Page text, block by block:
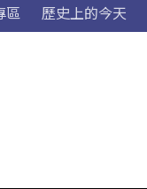
區 歷史上的今天